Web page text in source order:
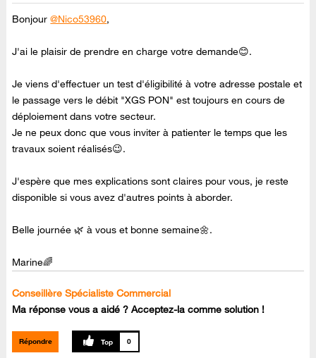
Bonjour@Nico53960,
J'ai le plaisir de prendre en charge votre demande😊.
Je viens d'effectuer un test d'éligibilité à votre adresse postale et
le passage vers le débit "XGS PON" est toujours en cours de
déploiement dans votre secteur.
Je ne peux donc que vous inviter à patienter le temps que les
travaux soient réalisés😉.
J'espère que mes explications sont claires pour vous, je reste
disponible si vous avez d'autres points à aborder.
Belle journée 🌿 à vous et bonne semaine🌼.
Marine🌈
Conseillère Spécialiste Commercial
Ma réponse vous a aidé ? Acceptez-la comme solution !
Répondre 0